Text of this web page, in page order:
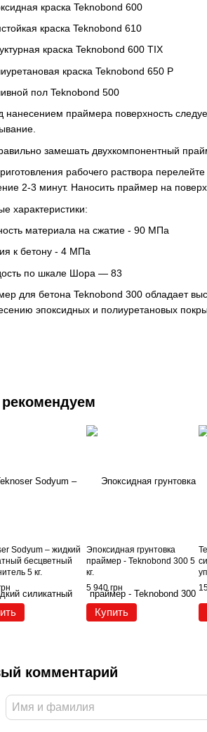
краска Teknobond 600
краска Teknobond 610
краска Teknobond 600 TIX
краска Teknobond 650 P
пол Teknobond 500
нанесением праймера поверхность
замешать двухкомпонентный
рабочего раствора
2-3 минут. Наносить праймер на
характеристики:
материала на сжатие - 90 МПа
к бетону - 4 МПа
по шкале Шора — 83
для бетона Teknobond 300 обладает
эпоксидных и полиуретановых
Sodyum – жидкий
бесцветный
5 кг.
Эпоксидная грунтовка
праймер - Teknobond 300 5
кг.
5 940 грн
Купить
комментарий